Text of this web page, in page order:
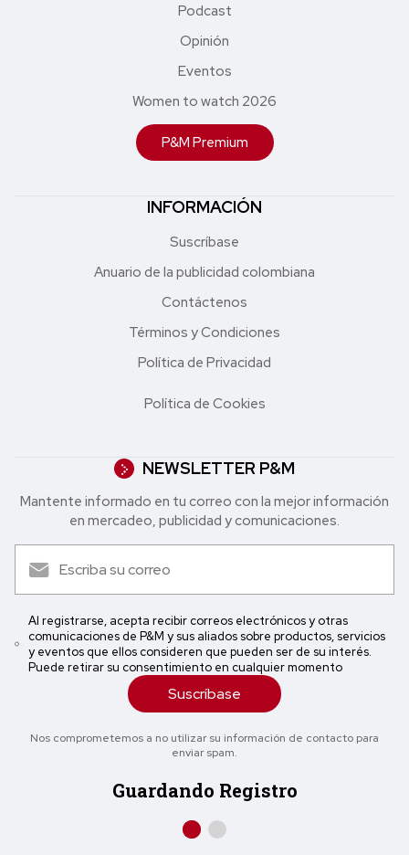
Podcast
Opinión
Eventos
Women to watch 2026
P&M Premium
INFORMACIÓN
Suscríbase
Anuario de la publicidad colombiana
Contáctenos
Términos y Condiciones
Política de Privacidad
Política de Cookies
NEWSLETTER P&M
Mantente informado en tu correo con la mejor in formación
en mercadeo, publicidad y comunicaciones.
Al registrarse, acepta recibir correos electrónicos y otras
comunicaciones de P&M y sus aliados sobre productos, servicios
y eventos que ellos consideren que pueden ser de su interés.
Puede retirar su consentimiento en cualquier momento
Suscríbase
Nos comprometemos a no utilizar su información de contacto para
enviar spam.
Guardando Registro